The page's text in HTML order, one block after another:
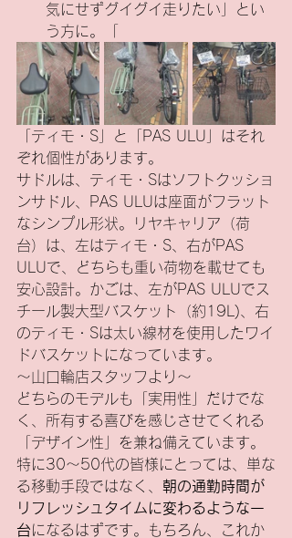
気にせずグイグイ走りたい」とい
う方に。「
「ティモ・S」と「PAS ULU」はそれ
ぞれ個性があります。
サドルは、ティモ・Sはソフトクッショ
ンサドル、PAS ULUは座面がフラット
なシンプル形状。リヤキャリア（荷
台）は、左はティモ・S、右がPAS
ULUで、どちらも重い荷物を載せても
安心設計。かごは、左がPAS ULUでス
チール製大型バスケット（約19L)、右
のティモ・Sは太い線材を使用したワイ
ドバスケットになっています。
～山口輪店スタッフより～
どちらのモデルも「実用性」だけでな
く、所有する喜びを感じさせてくれる
「デザイン性」を兼ね備えています。
特に30〜50代の皆様にとっては、単な
る移動手段ではなく、 朝の通勤時間が
リフレッシュタイムに変わるような一
台になるはずです。もちろん、これか